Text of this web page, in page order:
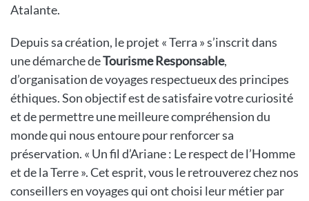
Atalante.
Depuis sa création, le projet « Terra » s’inscrit dans
une démarche deTourisme Responsable,
d’organisation de voyages respectueux des principes
éthiques. Son objectif est de satisfaire votre curiosité
et de permettre une meilleure compréhension du
monde qui nous entoure pour renforcer sa
préservation. « Un fil d’Ariane : Le respect de l’Homme
et de la Terre ». Cet esprit, vous le retrouverez chez nos
conseillers en voyages qui ont choisi leur métier par